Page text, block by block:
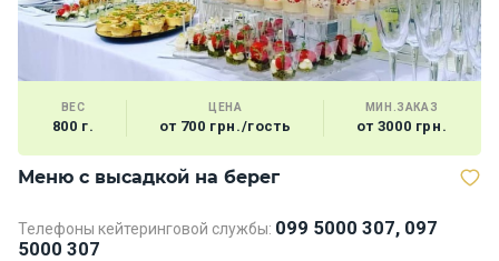
ВЕС
800 г.
ЦЕНА
от 700 грн./гость
МИН.ЗАКАЗ
от 3000 грн.
Меню с высадкой на берег
Телефоны кейтеринговой службы: 099 5000 307, 097
5000 307